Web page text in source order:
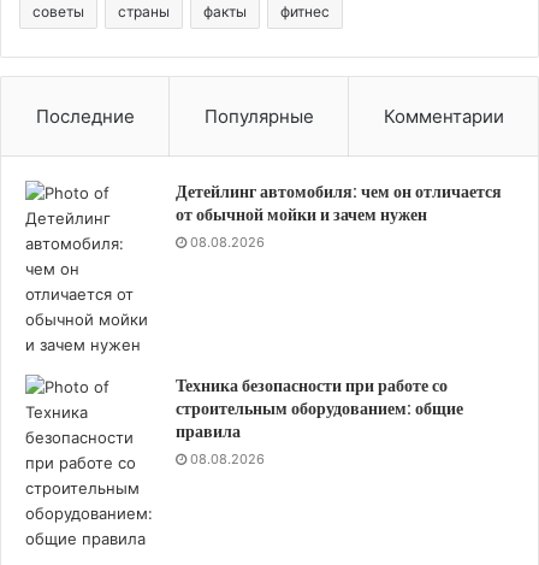
советы страны факты фитнес
Последние Популярные Комментарии
Детейлинг автомобиля: чем он отличается
от обычной мойки и зачем нужен
08.08.2026
Техника безопасности при работе со
строительным оборудованием: общие
правила
08.08.2026